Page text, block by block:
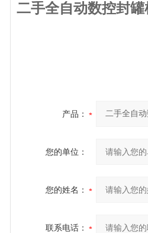
二手全自动数控封罐
产品：
您的单位：
您的姓名：
联系电话：